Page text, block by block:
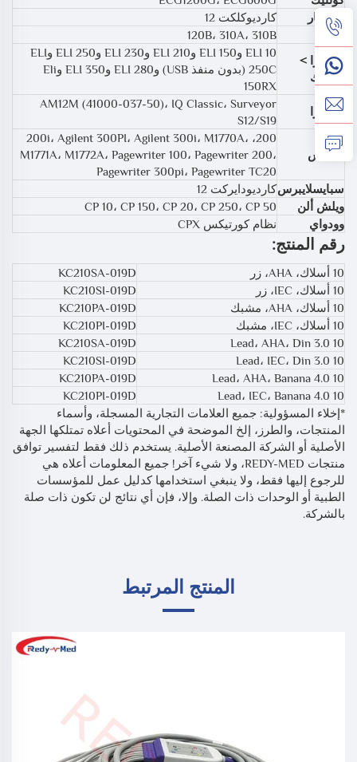
ديل مار
كارديوكلكت 12
د. لي
120B، 310A، 310B
مورتارا >
بورديك
ELI 10 وELI 150 وELI 210 وELI 230 وELI 250 وELI
250C (بدون منفذ USB) وELI 280 وELI 350 وEli
150RX
مورتارا
AM12M (41000-037-50)، IQ Classic، Surveyor
S12/S19
فيليبس
200، 200i، Agilent 300PI، Agilent 300i، M1770A،
M1771A، M1772A، Pagewriter 100، Pagewriter 200،
Pagewriter 300pi، Pagewriter TC20
سبايسلايبرسكارديودايركت 12
ويلش ألن
CP 10، CP 150، CP 20، CP 250، CP 50
وودواي
نظام كورتيكس CPX
رقم المنتج:
10 أسلاك، AHA، زر
KC210SA-019D
10 أسلاك، IEC، زر
KC210SI-019D
10 أسلاك، AHA، مشبك
KC210PA-019D
10 أسلاك، IEC، مشبك
KC210PI-019D
10 Lead، AHA، Din 3.0
KC210SA-019D
10 Lead، IEC، Din 3.0
KC210SI-019D
10 Lead، AHA، Banana 4.0
KC210PA-019D
10 Lead، IEC، Banana 4.0
KC210PI-019D
*إخلاء المسؤولية: جميع العلامات التجارية المسجلة، وأسماء
المنتجات، والطرز، إلخ الموضحة في المحتويات أعلاه تمتلكها الجهة
الأصلية أو الشركة المصنعة الأصلية. يستخدم ذلك فقط لتفسير توافق
منتجات REDY-MED، ولا شيء آخر! جميع المعلومات أعلاه هي
للرجوع إليها فقط، ولا ينبغي استخدامها كدليل عمل للمؤسسات
الطبية أو الوحدات ذات الصلة. وإلا، فإن أي نتائج لن تكون ذات صلة
بالشركة.
المنتج المرتبط